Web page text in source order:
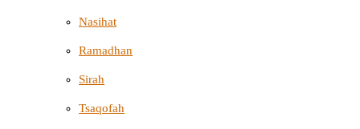
Nasihat
Ramadhan
Sirah
Tsaqofah